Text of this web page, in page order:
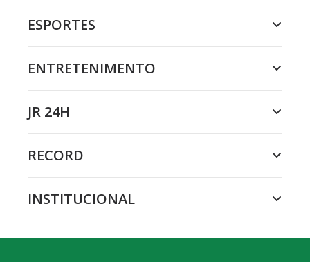
ESPORTES
ENTRETENIMENTO
JR 24H
RECORD
INSTITUCIONAL